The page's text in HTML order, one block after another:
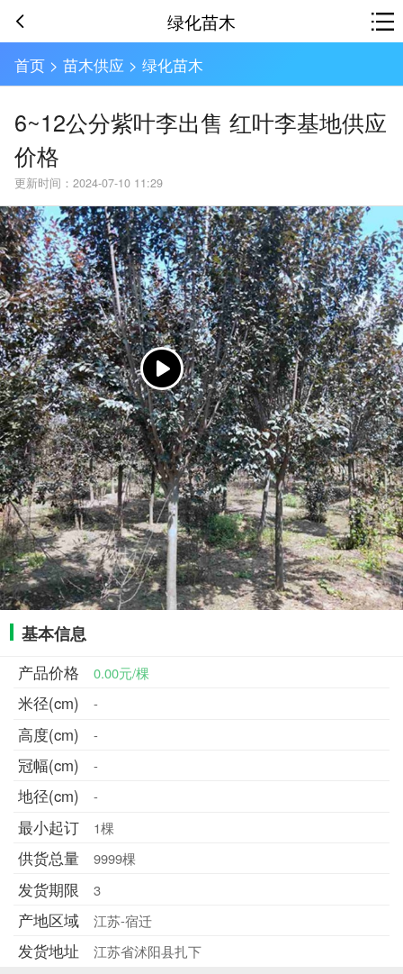
绿化苗木
首页> 苗木供应 > 绿化苗木
6~12公分紫叶李出售 红叶李基地供应
价格
更新时间：2024-07-10 11:29
基本信息
产品价格 0.00元/棵
米径(cm) -
高度(cm) -
冠幅(cm) -
地径(cm) -
最小起订 1棵
供货总量 9999棵
发货期限 3
产地区域 江苏-宿迁
发货地址 江苏省沭阳县扎下